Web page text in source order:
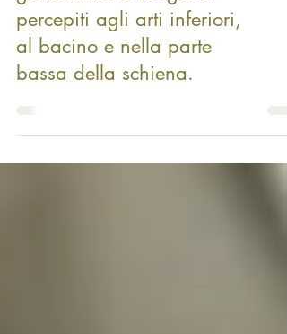
sovraccarico di lavoro e
generalmente vengono
percepiti agli arti inferiori,
bassa della schiena.